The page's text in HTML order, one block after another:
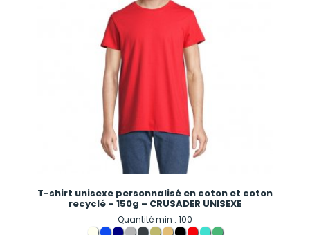
T-shirt unisexe personnalisé en coton et coton
recyclé – 150g – CRUSADER UNISEXE
Quantité min : 100